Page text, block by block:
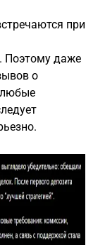
при
Поэтому даже
о
любые